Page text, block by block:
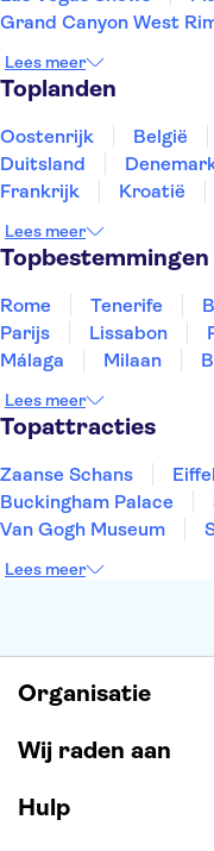
Grand Canyon West
Zion National Park
Top of the Rock
Intrepid Museum
Lees meer
Toplanden
Oostenrijk België
Duitsland
Frankrijk
Kroatië
Slovenië
Thailand
Lees meer
Topbestemmingen
Rome Tenerife
Parijs
Lissabon
Málaga
Milaan
Eindhoven
Lees meer
Topattracties
Zaanse Schans
Buckingham Palace
Van Gogh Museum
Keukenhof
Lees meer
Organisatie
Wij raden aan
Hulp